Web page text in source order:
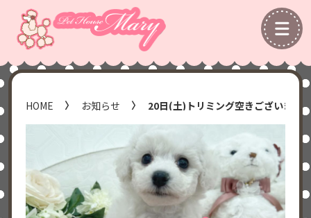
HOME お知らせ 20日(土)トリミング空きございます